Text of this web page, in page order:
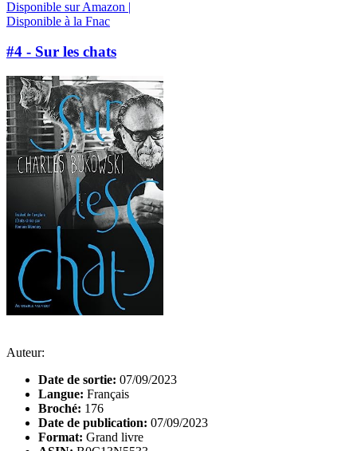
Disponible sur Amazon |
Disponible à la Fnac
#4 - Sur les chats
Auteur:
Date de sortie: 07/09/2023
Langue: Français
Broché: 176
Date de publication: 07/09/2023
Format: Grand livre